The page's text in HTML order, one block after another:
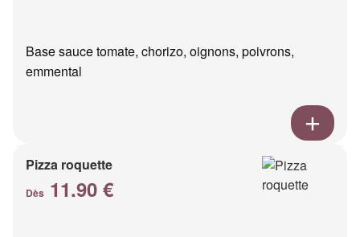
Base sauce tomate, chorizo, oignons, poivrons,
emmental
Pizza roquette
Dès 11.90 €